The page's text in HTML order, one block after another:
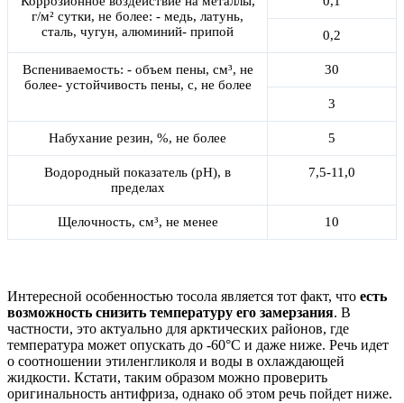
г/м² сутки, не более: - медь, латунь,
сталь, чугун, алюминий- припой
0,2
Вспениваемость: - объем пены, см³, не
более- устойчивость пены, с, не более
30
3
Набухание резин, %, не более 5
Водородный показатель (рН), в
пределах
7,5-11,0
Щелочность, см³, не менее 10
Интересной особенностью тосола является тот факт, что есть
возможность снизить температуру его замерзания. В
частности, это актуально для арктических районов, где
температура может опускать до -60°С и даже ниже. Речь идет
о соотношении этиленгликоля и воды в охлаждающей
жидкости. Кстати, таким образом можно проверить
оригинальность антифриза, однако об этом речь пойдет ниже.